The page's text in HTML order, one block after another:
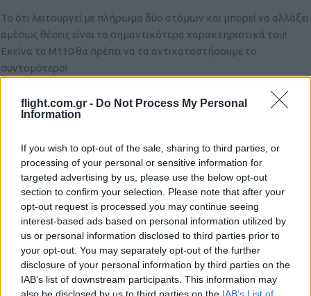
flight.com.gr - Do Not Process My Personal
Information
If you wish to opt-out of the sale, sharing to third parties, or
processing of your personal or sensitive information for
targeted advertising by us, please use the below opt-out
section to confirm your selection. Please note that after your
opt-out request is processed you may continue seeing
interest-based ads based on personal information utilized by
us or personal information disclosed to third parties prior to
your opt-out. You may separately opt-out of the further
disclosure of your personal information by third parties on the
IAB’s list of downstream participants. This information may
also be disclosed by us to third parties on the IAB’s List of
Το ότι λειτουργεί με πλήρωμα δύο ατόμων και μπορεί να αλλάξει
αμέσως θέσεις είναι τα σημαντικότερα χαρακτηριστικά του!
Εκείνα τα Μ110 θα πρέπει να τα αντικαταστήσουμε το
συντομότερο!
View Replies(1)
RedBaron (@redbaron)
Member
24 Μαρτίου 2023 22:44
#492975
Αργά αλλά σταθερά η Ουκρανία αναδεικνύεται, παγκόσμια , στο
μεγαλύτερο testbed σύγχρονου οπλισμού.
Δείχνει τέτοια‘ δυναμική,’που πιθανόν να ξεπεράσει το Vietnam.
5 Reply View Replies